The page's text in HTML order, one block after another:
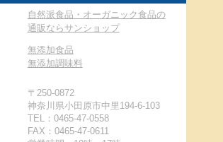
自然派食品・オーガニック食品の
通販ならサンショップ
無添加食品
無添加調味料
〒250-0872
神奈川県小田原市中里194-6-103
TEL：0465-47-0558
FAX：0465-47-0611